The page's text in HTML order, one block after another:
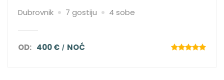
Dubrovnik 7 gostiju 4 sobe
OD: 400 € NOĆ